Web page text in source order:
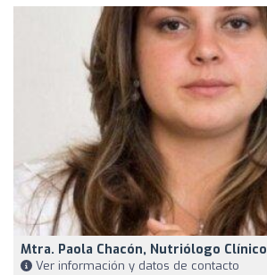
Mtra. Paola Chacón, Nutriólogo Clínico
Ver información y datos de contacto